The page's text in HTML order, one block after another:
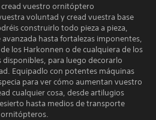
vuestro ornitóptero
voluntad y cread vuestra base
construirlo todo pieza a pieza,
hasta fortalezas imponentes,
los Harkonnen o de cualquiera de los
para luego decorarlo
Equipadlo con potentes máquinas
para ver cómo aumentan vuestro
cualquier cosa, desde artilugios
hasta medios de transporte